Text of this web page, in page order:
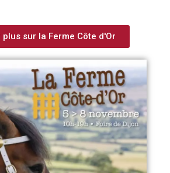
plus sur la Ferme Côte d'Or